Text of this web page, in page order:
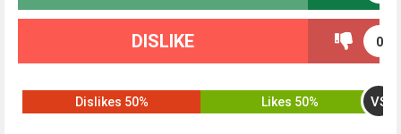
0
DISLIKE
50% Likes VS
50% Dislikes